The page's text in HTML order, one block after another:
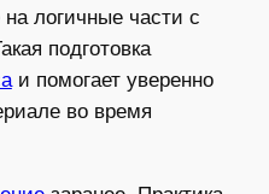
логичные части с
подготовка
и помогает уверенно
во время